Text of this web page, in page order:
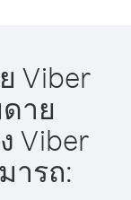
Viber
าย
Viber
ารถ: